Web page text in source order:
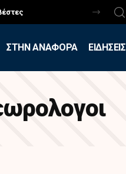
ΣΤΗΝ ΑΝΑΦΟΡΑ ΕΙΔΗΣΕΙΣ